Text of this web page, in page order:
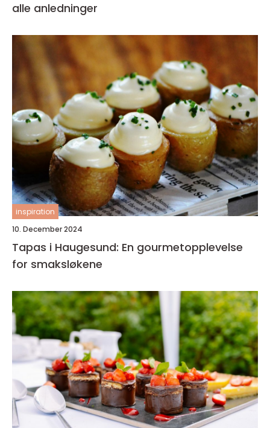
alle anledninger
inspiration
10. December 2024
Tapas i Haugesund: En gourmetopplevelse
for smaksløkene